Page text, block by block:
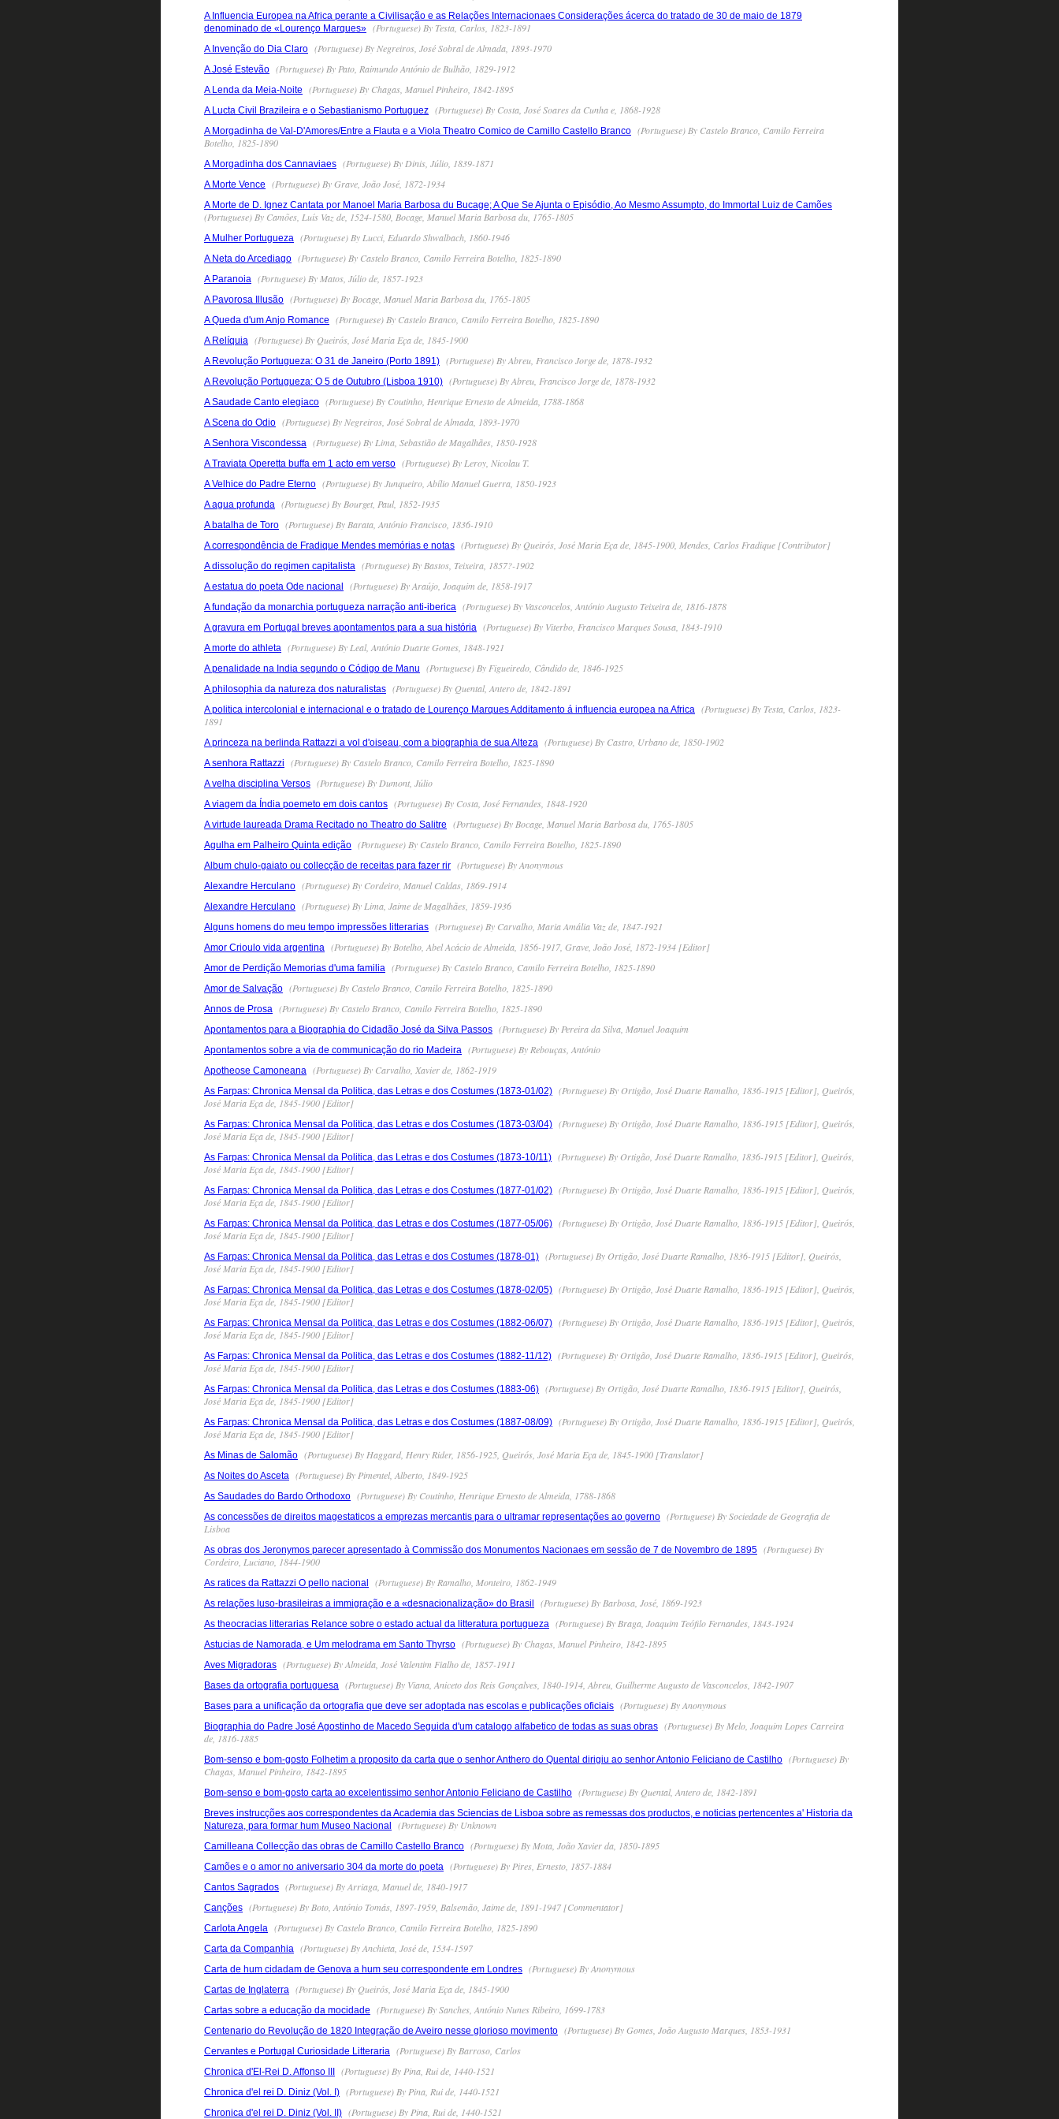
A Influencia Europea na Africa perante a Civilisação e as Relações Internacionaes Considerações ácerca do tratado de 30 de maio de 1879
denominado de «Lourenço Marques» (Portuguese) By Testa, Carlos, 1823-1891
A Invenção do Dia Claro (Portuguese) By Negreiros, José Sobral de Almada, 1893-1970
A José Estevão (Portuguese) By Pato, Raimundo António de Bulhão, 1829-1912
A Lenda da Meia-Noite (Portuguese) By Chagas, Manuel Pinheiro, 1842-1895
A Lucta Civil Brazileira e o Sebastianismo Portuguez (Portuguese) By Costa, José Soares da Cunha e, 1868-1928
A Morgadinha de Val-D'Amores/Entre a Flauta e a Viola Theatro Comico de Camillo Castello Branco (Portuguese) By Castelo Branco, Camilo Ferreira
Botelho, 1825-1890
A Morgadinha dos Cannaviaes (Portuguese) By Dinis, Júlio, 1839-1871
A Morte Vence (Portuguese) By Grave, João José, 1872-1934
A Morte de D. Ignez Cantata por Manoel Maria Barbosa du Bucage; A Que Se Ajunta o Episódio, Ao Mesmo Assumpto, do Immortal Luiz de Camões
(Portuguese) By Camões, Luís Vaz de, 1524-1580, Bocage, Manuel Maria Barbosa du, 1765-1805
A Mulher Portugueza (Portuguese) By Lucci, Eduardo Shwalbach, 1860-1946
A Neta do Arcediago (Portuguese) By Castelo Branco, Camilo Ferreira Botelho, 1825-1890
A Paranoia (Portuguese) By Matos, Júlio de, 1857-1923
A Pavorosa Illusão (Portuguese) By Bocage, Manuel Maria Barbosa du, 1765-1805
A Queda d'um Anjo Romance (Portuguese) By Castelo Branco, Camilo Ferreira Botelho, 1825-1890
A Relíquia (Portuguese) By Queirós, José Maria Eça de, 1845-1900
A Revolução Portugueza: O 31 de Janeiro (Porto 1891) (Portuguese) By Abreu, Francisco Jorge de, 1878-1932
A Revolução Portugueza: O 5 de Outubro (Lisboa 1910) (Portuguese) By Abreu, Francisco Jorge de, 1878-1932
A Saudade Canto elegiaco (Portuguese) By Coutinho, Henrique Ernesto de Almeida, 1788-1868
A Scena do Odio (Portuguese) By Negreiros, José Sobral de Almada, 1893-1970
A Senhora Viscondessa (Portuguese) By Lima, Sebastião de Magalhães, 1850-1928
A Traviata Operetta buffa em 1 acto em verso (Portuguese) By Leroy, Nicolau T.
A Velhice do Padre Eterno (Portuguese) By Junqueiro, Abílio Manuel Guerra, 1850-1923
A agua profunda (Portuguese) By Bourget, Paul, 1852-1935
A batalha de Toro (Portuguese) By Barata, António Francisco, 1836-1910
A correspondência de Fradique Mendes memórias e notas (Portuguese) By Queirós, José Maria Eça de, 1845-1900, Mendes, Carlos Fradique [Contributor]
A dissolução do regimen capitalista (Portuguese) By Bastos, Teixeira, 1857?-1902
A estatua do poeta Ode nacional (Portuguese) By Araújo, Joaquim de, 1858-1917
A fundação da monarchia portugueza narração anti-iberica (Portuguese) By Vasconcelos, António Augusto Teixeira de, 1816-1878
A gravura em Portugal breves apontamentos para a sua história (Portuguese) By Viterbo, Francisco Marques Sousa, 1843-1910
A morte do athleta (Portuguese) By Leal, António Duarte Gomes, 1848-1921
A penalidade na India segundo o Código de Manu (Portuguese) By Figueiredo, Cândido de, 1846-1925
A philosophia da natureza dos naturalistas (Portuguese) By Quental, Antero de, 1842-1891
A politica intercolonial e internacional e o tratado de Lourenço Marques Additamento á influencia europea na Africa (Portuguese) By Testa, Carlos, 1823-
1891
A princeza na berlinda Rattazzi a vol d'oiseau, com a biographia de sua Alteza (Portuguese) By Castro, Urbano de, 1850-1902
A senhora Rattazzi (Portuguese) By Castelo Branco, Camilo Ferreira Botelho, 1825-1890
A velha disciplina Versos (Portuguese) By Dumont, Júlio
A viagem da Índia poemeto em dois cantos (Portuguese) By Costa, José Fernandes, 1848-1920
A virtude laureada Drama Recitado no Theatro do Salitre (Portuguese) By Bocage, Manuel Maria Barbosa du, 1765-1805
Agulha em Palheiro Quinta edição (Portuguese) By Castelo Branco, Camilo Ferreira Botelho, 1825-1890
Album chulo-gaiato ou collecção de receitas para fazer rir (Portuguese) By Anonymous
Alexandre Herculano (Portuguese) By Cordeiro, Manuel Caldas, 1869-1914
Alexandre Herculano (Portuguese) By Lima, Jaime de Magalhães, 1859-1936
Alguns homens do meu tempo impressões litterarias (Portuguese) By Carvalho, Maria Amália Vaz de, 1847-1921
Amor Crioulo vida argentina (Portuguese) By Botelho, Abel Acácio de Almeida, 1856-1917, Grave, João José, 1872-1934 [Editor]
Amor de Perdição Memorias d'uma familia (Portuguese) By Castelo Branco, Camilo Ferreira Botelho, 1825-1890
Amor de Salvação (Portuguese) By Castelo Branco, Camilo Ferreira Botelho, 1825-1890
Annos de Prosa (Portuguese) By Castelo Branco, Camilo Ferreira Botelho, 1825-1890
Apontamentos para a Biographia do Cidadão José da Silva Passos (Portuguese) By Pereira da Silva, Manuel Joaquim
Apontamentos sobre a via de communicação do rio Madeira (Portuguese) By Rebouças, António
Apotheose Camoneana (Portuguese) By Carvalho, Xavier de, 1862-1919
As Farpas: Chronica Mensal da Politica, das Letras e dos Costumes (1873-01/02) (Portuguese) By Ortigão, José Duarte Ramalho, 1836-1915 [Editor], Queirós,
José Maria Eça de, 1845-1900 [Editor]
As Farpas: Chronica Mensal da Politica, das Letras e dos Costumes (1873-03/04) (Portuguese) By Ortigão, José Duarte Ramalho, 1836-1915 [Editor], Queirós,
José Maria Eça de, 1845-1900 [Editor]
As Farpas: Chronica Mensal da Politica, das Letras e dos Costumes (1873-10/11) (Portuguese) By Ortigão, José Duarte Ramalho, 1836-1915 [Editor], Queirós,
José Maria Eça de, 1845-1900 [Editor]
As Farpas: Chronica Mensal da Politica, das Letras e dos Costumes (1877-01/02) (Portuguese) By Ortigão, José Duarte Ramalho, 1836-1915 [Editor], Queirós,
José Maria Eça de, 1845-1900 [Editor]
As Farpas: Chronica Mensal da Politica, das Letras e dos Costumes (1877-05/06) (Portuguese) By Ortigão, José Duarte Ramalho, 1836-1915 [Editor], Queirós,
José Maria Eça de, 1845-1900 [Editor]
As Farpas: Chronica Mensal da Politica, das Letras e dos Costumes (1878-01) (Portuguese) By Ortigão, José Duarte Ramalho, 1836-1915 [Editor], Queirós,
José Maria Eça de, 1845-1900 [Editor]
As Farpas: Chronica Mensal da Politica, das Letras e dos Costumes (1878-02/05) (Portuguese) By Ortigão, José Duarte Ramalho, 1836-1915 [Editor], Queirós,
José Maria Eça de, 1845-1900 [Editor]
As Farpas: Chronica Mensal da Politica, das Letras e dos Costumes (1882-06/07) (Portuguese) By Ortigão, José Duarte Ramalho, 1836-1915 [Editor], Queirós,
José Maria Eça de, 1845-1900 [Editor]
As Farpas: Chronica Mensal da Politica, das Letras e dos Costumes (1882-11/12) (Portuguese) By Ortigão, José Duarte Ramalho, 1836-1915 [Editor], Queirós,
José Maria Eça de, 1845-1900 [Editor]
As Farpas: Chronica Mensal da Politica, das Letras e dos Costumes (1883-06) (Portuguese) By Ortigão, José Duarte Ramalho, 1836-1915 [Editor], Queirós,
José Maria Eça de, 1845-1900 [Editor]
As Farpas: Chronica Mensal da Politica, das Letras e dos Costumes (1887-08/09) (Portuguese) By Ortigão, José Duarte Ramalho, 1836-1915 [Editor], Queirós,
José Maria Eça de, 1845-1900 [Editor]
As Minas de Salomão (Portuguese) By Haggard, Henry Rider, 1856-1925, Queirós, José Maria Eça de, 1845-1900 [Translator]
As Noites do Asceta (Portuguese) By Pimentel, Alberto, 1849-1925
As Saudades do Bardo Orthodoxo (Portuguese) By Coutinho, Henrique Ernesto de Almeida, 1788-1868
As concessões de direitos magestaticos a emprezas mercantis para o ultramar representações ao governo (Portuguese) By Sociedade de Geografia de
Lisboa
As obras dos Jeronymos parecer apresentado à Commissão dos Monumentos Nacionaes em sessão de 7 de Novembro de 1895 (Portuguese) By
Cordeiro, Luciano, 1844-1900
As ratices da Rattazzi O pello nacional (Portuguese) By Ramalho, Monteiro, 1862-1949
As relações luso-brasileiras a immigração e a «desnacionalização» do Brasil (Portuguese) By Barbosa, José, 1869-1923
As theocracias litterarias Relance sobre o estado actual da litteratura portugueza (Portuguese) By Braga, Joaquim Teófilo Fernandes, 1843-1924
Astucias de Namorada, e Um melodrama em Santo Thyrso (Portuguese) By Chagas, Manuel Pinheiro, 1842-1895
Aves Migradoras (Portuguese) By Almeida, José Valentim Fialho de, 1857-1911
Bases da ortografia portuguesa (Portuguese) By Viana, Aniceto dos Reis Gonçalves, 1840-1914, Abreu, Guilherme Augusto de Vasconcelos, 1842-1907
Bases para a unificação da ortografia que deve ser adoptada nas escolas e publicações oficiais (Portuguese) By Anonymous
Biographia do Padre José Agostinho de Macedo Seguida d'um catalogo alfabetico de todas as suas obras (Portuguese) By Melo, Joaquim Lopes Carreira
de, 1816-1885
Bom-senso e bom-gosto Folhetim a proposito da carta que o senhor Anthero do Quental dirigiu ao senhor Antonio Feliciano de Castilho (Portuguese) By
Chagas, Manuel Pinheiro, 1842-1895
Bom-senso e bom-gosto carta ao excelentissimo senhor Antonio Feliciano de Castilho (Portuguese) By Quental, Antero de, 1842-1891
Breves instrucções aos correspondentes da Academia das Sciencias de Lisboa sobre as remessas dos productos, e noticias pertencentes a' Historia da
Natureza, para formar hum Museo Nacional
(Portuguese) By Unknown
Camilleana Collecção das obras de Camillo Castello Branco (Portuguese) By Mota, João Xavier da, 1850-1895
Camões e o amor no aniversario 304 da morte do poeta (Portuguese) By Pires, Ernesto, 1857-1884
Cantos Sagrados (Portuguese) By Arriaga, Manuel de, 1840-1917
Canções (Portuguese) By Boto, António Tomás, 1897-1959, Balsemão, Jaime de, 1891-1947 [Commentator]
Carlota Angela (Portuguese) By Castelo Branco, Camilo Ferreira Botelho, 1825-1890
Carta da Companhia (Portuguese) By Anchieta, José de, 1534-1597
Carta de hum cidadam de Genova a hum seu correspondente em Londres (Portuguese) By Anonymous
Cartas de Inglaterra (Portuguese) By Queirós, José Maria Eça de, 1845-1900
Cartas sobre a educação da mocidade (Portuguese) By Sanches, António Nunes Ribeiro, 1699-1783
Centenario do Revolução de 1820 Integração de Aveiro nesse glorioso movimento (Portuguese) By Gomes, João Augusto Marques, 1853-1931
Cervantes e Portugal Curiosidade Litteraria (Portuguese) By Barroso, Carlos
Chronica d'El-Rei D. Affonso III (Portuguese) By Pina, Rui de, 1440-1521
Chronica d'el rei D. Diniz (Vol. I) (Portuguese) By Pina, Rui de, 1440-1521
Chronica d'el rei D. Diniz (Vol. II) (Portuguese) By Pina, Rui de, 1440-1521